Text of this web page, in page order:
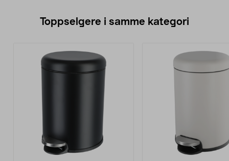
Toppselgere i samme kategori